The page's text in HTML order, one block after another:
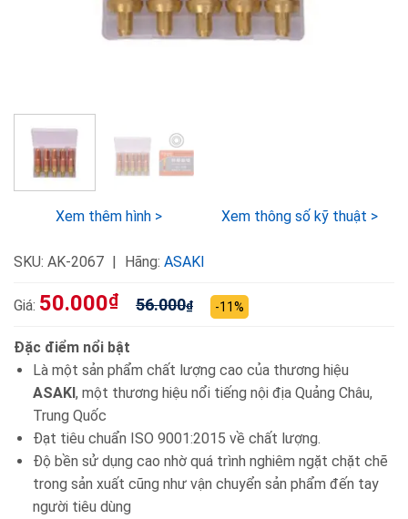
Xem thêm hình > Xem thông số kỹ thuật >
SKU: AK-2067 Hãng: ASAKI
Giá: 50.000₫ 56.000₫ -11%
Đặc điểm nổi bật
Là một sản phẩm chất lượng cao của thương hiệu
ASAKI, một thương hiệu nổi tiếng nội địa Quảng Châu,
Trung Quốc
Đạt tiêu chuẩn ISO 9001:2015 về chất lượng.
Độ bền sử dụng cao nhờ quá trình nghiêm ngặt chặt chẽ
trong sản xuất cũng như vận chuyển sản phẩm đến tay
người tiêu dùng